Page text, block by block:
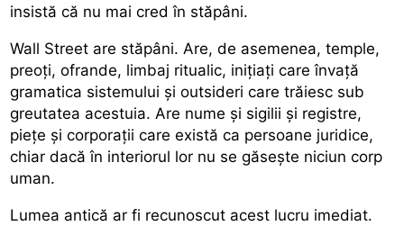
insistă că nu mai cred în stăpâni.
Wall Street are stăpâni. Are, de asemenea, temple,
preoți, ofrande, limbaj ritualic, inițiați care învață
gramatica sistemului și outsideri care trăiesc sub
greutatea acestuia. Are nume și sigilii și registre,
piețe și corporații care există ca persoane juridice,
chiar dacă în interiorul lor nu se găsește niciun corp
uman.
Lumea antică ar fi recunoscut acest lucru imediat.